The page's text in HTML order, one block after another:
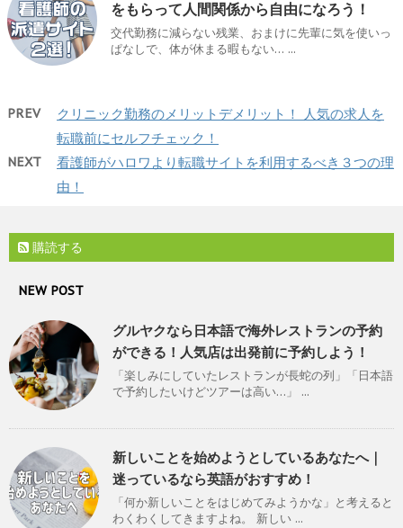
をもらって人間関係から自由になろう！
交代勤務に減らない残業、おまけに先輩に気を使いっ
ぱなしで、体が休まる暇もない… ...
PREV
クリニック勤務のメリットデメリット！ 人気の求人を
転職前にセルフチェック！
NEXT
看護師がハロワより転職サイトを利用するべき３つの理
由！
購読する
NEW POST
グルヤクなら日本語で海外レストランの予約
ができる！人気店は出発前に予約しよう！
「楽しみにしていたレストランが長蛇の列」「日本語
で予約したいけどツアーは高い…」 ...
新しいことを始めようとしているあなたへ｜
迷っているなら英語がおすすめ！
「何か新しいことをはじめてみようかな」と考えると
わくわくしてきますよね。 新しい ...